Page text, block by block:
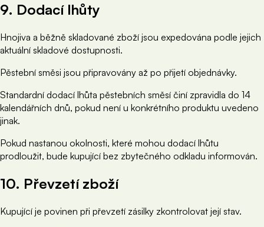
9. Dodací lhůty
Hnojiva a běžně skladované zboží jsou expedována podle jejich
aktuální skladové dostupnosti.
Pěstební směsi jsou připravovány až po přijetí objednávky.
Standardní dodací lhůta pěstebních směsí činí zpravidla do 14
kalendářních dnů, pokud není u konkrétního produktu uvedeno
jinak.
Pokud nastanou okolnosti, které mohou dodací lhůtu
prodloužit, bude kupující bez zbytečného odkladu informován.
10. Převzetí zboží
Kupující je povinen při převzetí zásilky zkontrolovat její stav.